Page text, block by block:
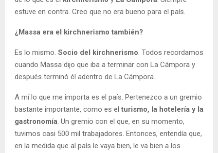
estuve en contra. Creo que no era bueno para el país.
¿Massa era el kirchnerismo también?
Es lo mismo. Socio del kirchnerismo. Todos recordamos
cuando Massa dijo que iba a terminar con La Cámpora y
después terminó él adentro de La Cámpora.
A mí lo que me importa es el país. Pertenezco a un gremio
bastante importante, como es el turismo, la hotelería y la
gastronomía. Un gremio con el que, en su momento,
tuvimos casi 500 mil trabajadores. Entonces, entendía que,
en la medida que al país le vaya bien, le va bien a los